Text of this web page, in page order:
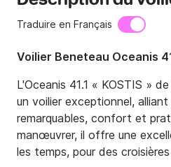
Traduire en Français
Voilier Beneteau Oceanis
L'Oceanis 41.1 « KOSTIS »
un voilier exceptionnel,
remarquables, confort et
manœuvrer, il offre une
les temps, pour des